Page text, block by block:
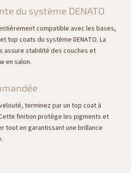
du système DENATO
compatible avec les bases,
top coats du système DENATO. La
assure stabilité des couches et
en salon.
terminez par un top coat à
finition protège les pigments et
tout en garantissant une brillance